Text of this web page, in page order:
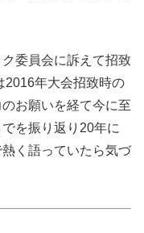
委員会に訴えて招致
2016年大会招致時の
お願いを経て今に至
を振り返り20年に
く語っていたら気づ